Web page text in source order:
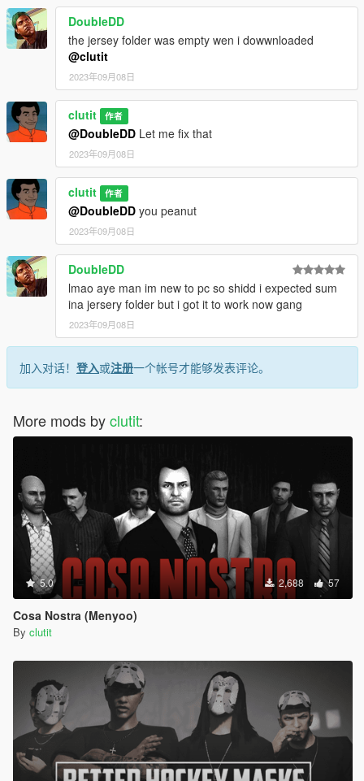
DoubleDD
the jersey folder was empty wen i dowwnloaded
@clutit
2023年09月08日
clutit 作者
@DoubleDD Let me fix that
2023年09月08日
clutit 作者
@DoubleDD you peanut
2023年09月08日
DoubleDD
lmao aye man im new to pc so shidd i expected sum
ina jersery folder but i got it to work now gang
2023年09月08日
加入对话！ 登入或注册一个帐号才能够发表评论。
More mods byclutit:
5.0 2,688 57
Cosa Nostra (Menyoo)
By clutit